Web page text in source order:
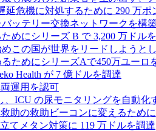
延危機に対処するために 290 万ポ
ッテリー交換ネットワークを構
めにシリーズ B で 3,200 万ドル
この国が世界をリードしようと
ためにシリーズAで450万ユーロ
Health が 7 億ドルを調達
運用を認可
、ICU の尿モニタリングを自動
助の救助ビーコンに変えるため
てメタン対策に 119 万ドルを調達